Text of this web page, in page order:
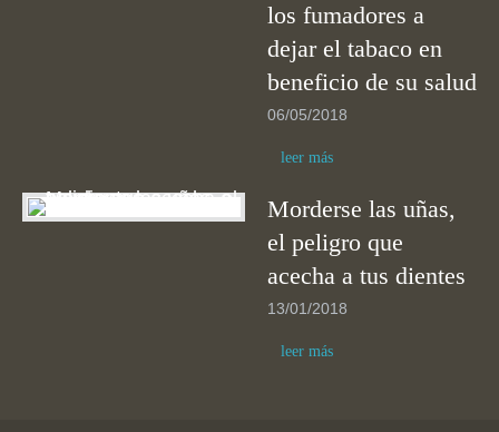
los fumadores a
dejar el tabaco en
beneficio de su salud
06/05/2018
leer más
Morderse las uñas,
el peligro que
acecha a tus dientes
13/01/2018
leer más